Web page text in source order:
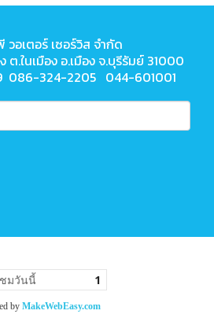
อเตอร์ เซอร์วิส จำกัด
ต.ในเมือง อ.เมือง จ.บุรีรัมย์ 31000
086-324-2205 044-601001
มวันนี้ 1
by MakeWebEasy.com